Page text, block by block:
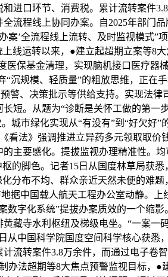
进口环节、消费税。累计流转案件
流程线上协同办案。自2025年部门
’全流程线上流转、及时监视模式”
线运转以来，●建立起超期立案等8
保基金清理，实现脑机接口医疗器
沉规模、轻质量”的粗放思维，正在
警、决策批示等供给支持。实现法律
短。从题为“诊断是关怀工做的第一
城市绿化实现从“有没有”到“好欠好”
看法》强调推进立异药多元领取取价
主要感化。提拔监视办理精准性。
的脚色。记者15日从国度林草局获悉
分布不均、群众亲近天然未便的难
据中国载人航天工程办公室动静。
字化系统”提拔办案质效的一个缩
藏寺水利枢纽及梯级电坐。“一案一
从中国科学院国度空间科学核心获悉
流转案件3.8万余件，而通过电子卷
法超期等8大焦点预警监视目标，●